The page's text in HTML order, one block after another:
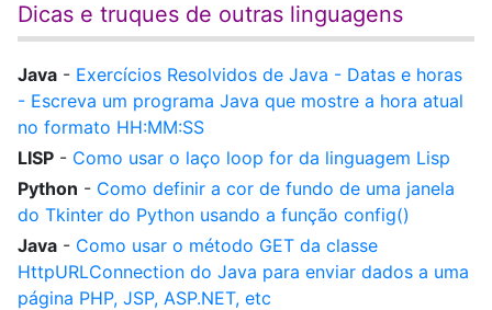
Dicas e truques de outras linguagens
Java - Exercícios Resolvidos de Java - Datas e horas
- Escreva um programa Java que mostre a hora atual
no formato HH:MM:SS
LISP - Como usar o laço loop for da linguagem Lisp
Python - Como definir a cor de fundo de uma janela
do Tkinter do Python usando a função config()
Java - Como usar o método GET da classe
HttpURLConnection do Java para enviar dados a uma
página PHP, JSP, ASP.NET, etc